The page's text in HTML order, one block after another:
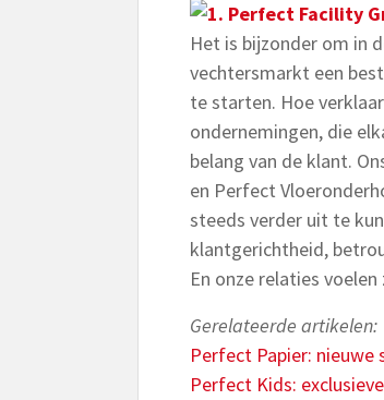
Het is bijzonder om in
vechtersmarkt een
te starten. Hoe
ondernemingen, die
belang van de klant.
en Perfect
steeds verder uit te
klantgerichtheid,
En onze relaties
Gerelateerde artikelen:
Perfect Papier:
Perfect Kids: